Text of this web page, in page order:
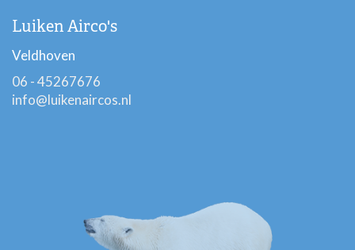
Luiken Airco's
Veldhoven
06 - 45267676
info@luikenaircos.nl